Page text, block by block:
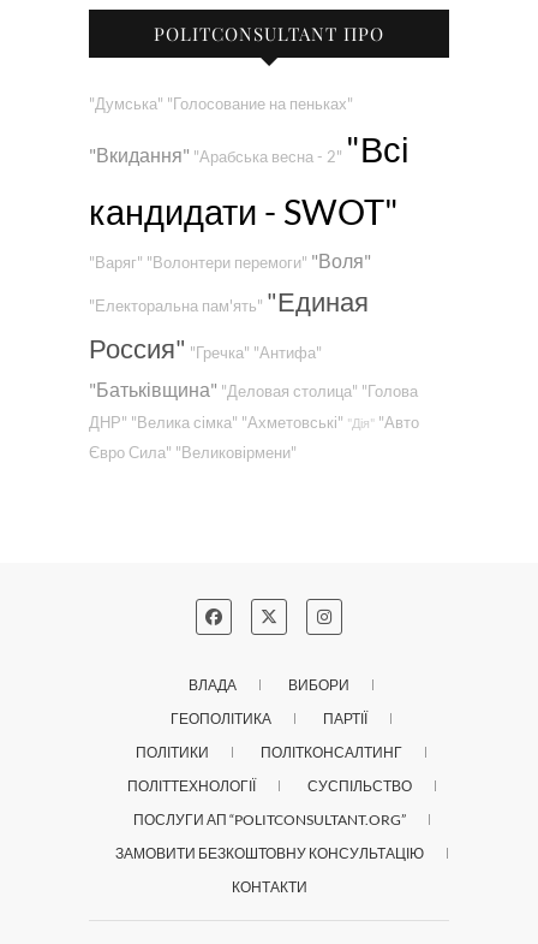
POLITCONSULTANT ПРО
"Думська" "Голосование на пеньках"
"Вкидання" "Арабська весна - 2" "Всі
кандидати - SWOT"
"Варяг" "Волонтери перемоги" "Воля"
"Електоральна пам'ять" "Единая
Россия" "Гречка" "Антифа"
"Батьківщина" "Деловая столица" "Голова
ДНР" "Велика сімка" "Ахметовські" "Дія" "Авто
Євро Сила" "Великовірмени"
ВЛАДА
ВИБОРИ
ГЕОПОЛІТИКА
ПАРТІЇ
ПОЛІТИКИ
ПОЛІТКОНСАЛТИНГ
ПОЛІТТЕХНОЛОГІЇ
СУСПІЛЬСТВО
ПОСЛУГИ АП “POLITCONSULTANT.ORG”
ЗАМОВИТИ БЕЗКОШТОВНУ КОНСУЛЬТАЦІЮ
КОНТАКТИ